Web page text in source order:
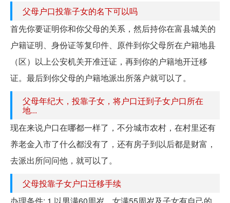
父母户口投靠子女的名下可以吗
首先你要证明你和你父母的关系，然后持你在富县城关的
户籍证明、身份证等复印件、原件到你父母所在户籍地县
（区）以上公安机关开准迁证，再到你的户籍地开迁移
证。最后到你父母的户籍地派出所落户就可以了。
父母年纪大，投靠子女，将户口迁到子女户口所在
地...
现在来说户口在哪都一样了，不分城市农村，在村里还有
养老金入市了什么都没有了，还有房子到以后都是财富，
去派出所问问他，就可以了。
父母投靠子女户口迁移手续
办理条件: 1.以男满60周岁、女满55周岁及子女有自己的